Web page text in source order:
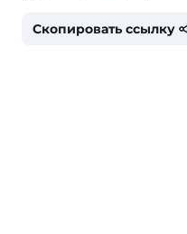
Скопировать ссылку